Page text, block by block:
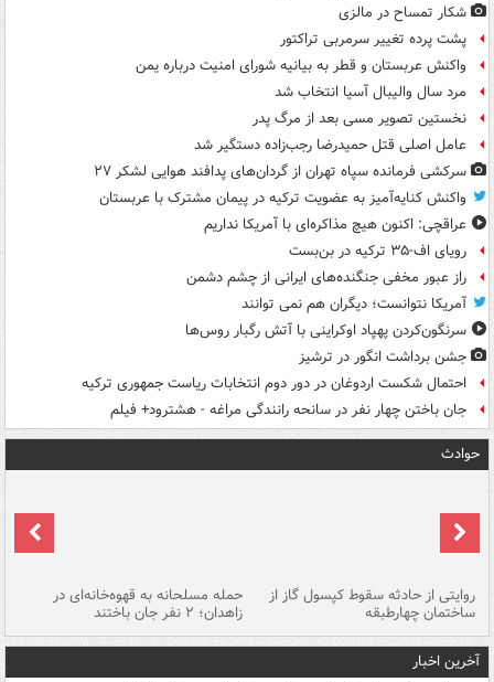
شکار تمساح در مالزی
پشت پرده تغییر سرمربی تراکتور
واکنش عربستان و قطر به بیانیه شورای امنیت درباره یمن
مرد سال والیبال آسیا انتخاب شد
نخستین تصویر مسی بعد از مرگ پدر
عامل اصلی قتل حمیدرضا رجب‌زاده دستگیر شد
سرکشی فرمانده سپاه تهران از گردان‌های پدافند هوایی لشکر ۲۷
واکنش کنایه‌آمیز به عضویت ترکیه در پیمان مشترک با عربستان
عراقچی: اکنون هیچ مذاکره‌ای با آمریکا نداریم
رویای اف-۳۵ ترکیه در بن‌بست
راز عبور مخفی جنگنده‌های ایرانی از چشم دشمن
آمریکا نتوانست؛ دیگران هم نمی توانند
سرنگون‌کردن پهپاد اوکراینی با آتش رگبار روس‌ها
جشن برداشت انگور در ترشیز
احتمال شکست اردوغان در دور دوم انتخابات ریاست جمهوری ترکیه
جان باختن چهار نفر در سانحه رانندگی مراغه - هشترود+ فیلم
حوادث
روایتی از حادثه سقوط کپسول گاز از
ساختمان چهارطبقه
حمله مسلحانه به قهوه‌خانه‌ای در
زاهدان؛ ۲ نفر جان باختند
آخرین اخبار